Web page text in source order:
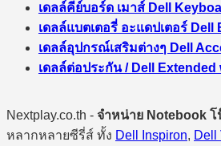
เดลล์คีย์บอร์ด เมาส์ Dell
เดลล์แบตเตอรี่ อะแดปเตอร์ Dell
เดลล์อุปกรณ์เสริมต่างๆ Dell
เดลล์ต่อประกัน / Dell Extended
Nextplay.co.th - จำหน่าย Notebook
หลากหลายซีรี่ส์ ทั้ง Dell Inspiron, Dell